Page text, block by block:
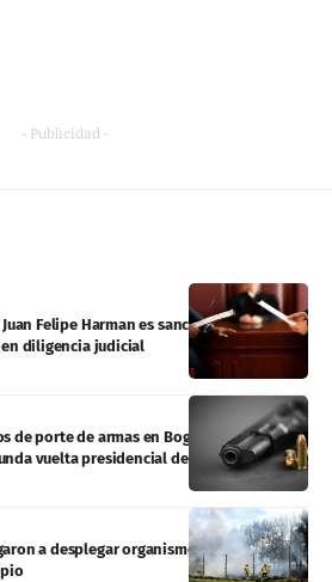
- Publicidad -
Felipe Harman es sancionado por
diligencia judicial
de porte de armas en Bogotá y
vuelta presidencial del 21 de junio
a desplegar organismos de socorro en